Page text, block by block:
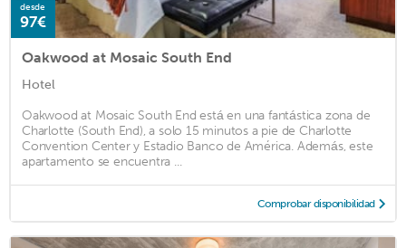
desde
97€
Oakwood at Mosaic South End
Hotel
Oakwood at Mosaic South End está en una fantástica zona de
Charlotte (South End), a solo 15 minutos a pie de Charlotte
Convention Center y Estadio Banco de América. Además, este
apartamento se encuentra ...
Comprobar disponibilidad